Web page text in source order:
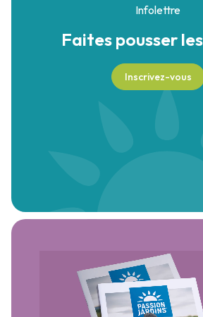
Infolettre
Faites pousser
Inscrivez-vous